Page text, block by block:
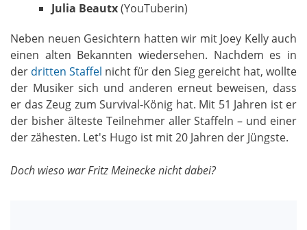
Julia Beautx(YouTuberin)
Neben neuen Gesichtern hatten wir mit Joey Kelly auch
einen alten Bekannten wiedersehen. Nachdem es in
der dritten Staffel nicht für den Sieg gereicht hat, wollte
der Musiker sich und anderen erneut beweisen, dass
er das Zeug zum Survival-König hat. Mit 51 Jahren ist er
der bisher älteste Teilnehmer aller Staffeln – und einer
der zähesten. Let's Hugo ist mit 20 Jahren der Jüngste.
Doch wieso war Fritz Meinecke nicht dabei?